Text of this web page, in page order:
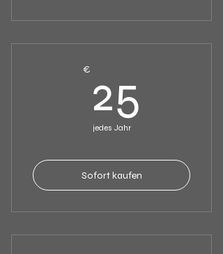
€ 25
jedes Jahr
Sofort kaufen